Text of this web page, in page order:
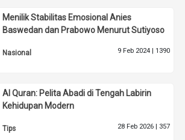
Menilik Stabilitas Emosional Anies
Baswedan dan Prabowo Menurut Sutiyoso
Nasional 9 Feb 2024 | 1390
Al Quran: Pelita Abadi di Tengah Labirin
Kehidupan Modern
Tips 28 Feb 2026 | 357